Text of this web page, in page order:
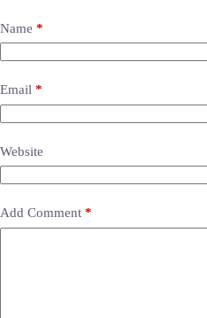
Name *
Email *
Website
Add Comment *